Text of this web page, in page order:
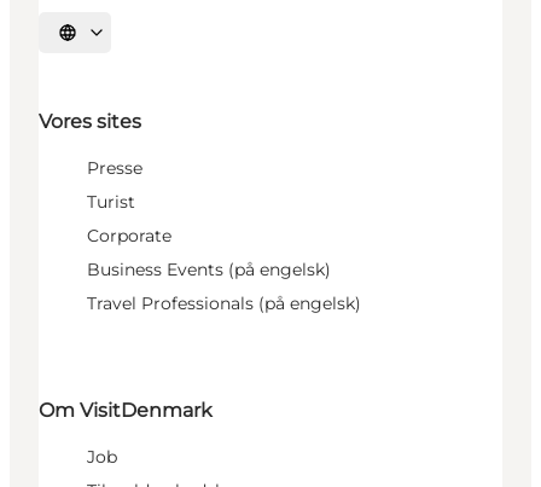
Vælg sprog
Vores sites
Presse
Turist
Corporate
Business Events (på engelsk)
Travel Professionals (på engelsk)
Om VisitDenmark
Job